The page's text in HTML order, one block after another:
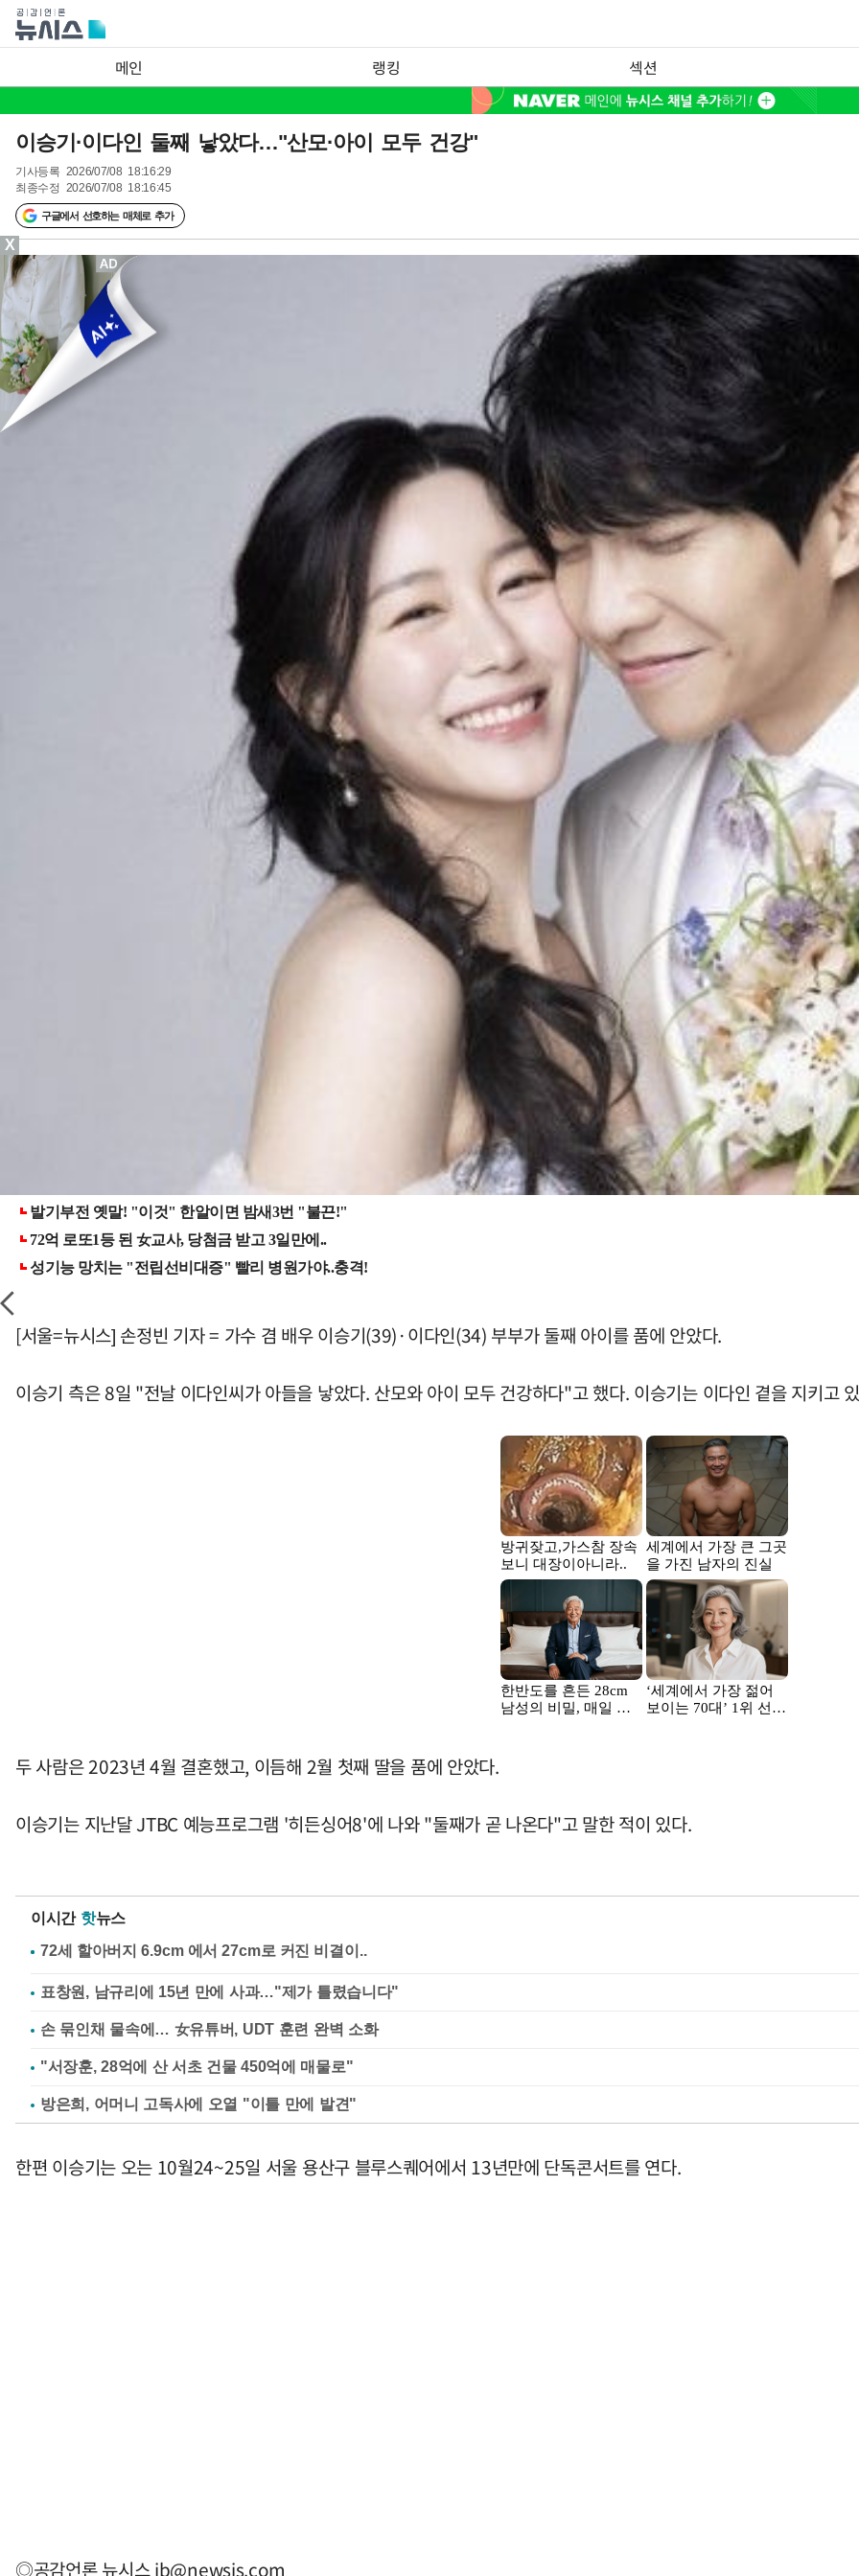
메인 랭킹 섹션
이승기·이다인 둘째 낳았다…"산모·아이 모두 건강"
기사등록 2026/07/08 18:16:29
최종수정 2026/07/08 18:16:45
구글에서 선호하는 매체로 추가
[서울=뉴시스] 손정빈 기자 = 가수 겸 배우 이승기(39)·이다인(34) 부부가 둘째 아이를 품에 안았다.
이승기 측은 8일 "전날 이다인씨가 아들을 낳았다. 산모와 아이 모두 건강하다"고 했다. 이승기는 이다인 곁을 지키고
두 사람은 2023년 4월 결혼했고, 이듬해 2월 첫째 딸을 품에 안았다.
이승기는 지난달 JTBC 예능프로그램 '히든싱어8'에 나와 "둘째가 곧 나온다"고 말한 적이 있다.
이시간 핫뉴스
표창원, 남규리에 15년 만에 사과…"제가 틀렸습니다"
손 묶인채 물속에… 女유튜버, UDT 훈련 완벽 소화
"서장훈, 28억에 산 서초 건물 450억에 매물로"
방은희, 어머니 고독사에 오열 "이틀 만에 발견"
한편 이승기는 오는 10월24~25일 서울 용산구 블루스퀘어에서 13년만에 단독콘서트를 연다.
◎공감언론 뉴시스jb@newsis.com
X